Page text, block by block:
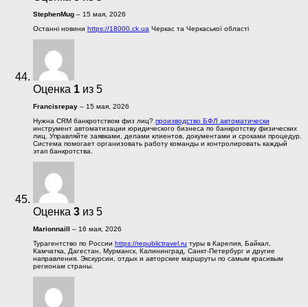
StephenMug – 15 мая, 2026
Останні новини https://18000.ck.ua Черкас та Черкаської області
Оценка 1 из 5
Francisrepay – 15 мая, 2026
Нужна CRM банкротством физ лиц? производство БФЛ автоматически
инструмент автоматизации юридического бизнеса по банкротству физических
лиц. Управляйте заявками, делами клиентов, документами и сроками процедур.
Система помогает организовать работу команды и контролировать каждый
этап банкротства.
Оценка 3 из 5
MarionnailI – 16 мая, 2026
Турагентство по России https://republictravel.ru туры в Карелия, Байкал,
Камчатка, Дагестан, Мурманск, Калининград, Санкт-Петербург и другие
направления. Экскурсии, отдых и авторские маршруты по самым красивым
регионам страны.